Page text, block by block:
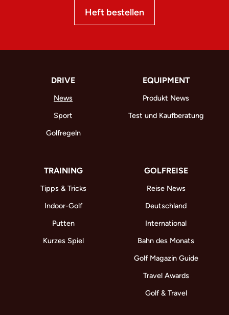
Heft bestellen
DRIVE
News
Sport
Golfregeln
EQUIPMENT
Produkt News
Test und Kaufberatung
TRAINING
Tipps & Tricks
Indoor-Golf
Putten
Kurzes Spiel
GOLFREISE
Reise News
Deutschland
International
Bahn des Monats
Golf Magazin Guide
Travel Awards
Golf & Travel